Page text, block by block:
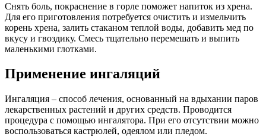
Снять боль, покраснение в горле поможет напиток из хрена.
Для его приготовления потребуется очистить и измельчить
корень хрена, залить стаканом теплой воды, добавить мед по
вкусу и гвоздику. Смесь тщательно перемешать и выпить
маленькими глотками.
Применение ингаляций
Ингаляция – способ лечения, основанный на вдыхании паров
лекарственных растений и других средств. Проводится
процедура с помощью ингалятора. При его отсутствии можно
воспользоваться кастрюлей, одеялом или пледом.